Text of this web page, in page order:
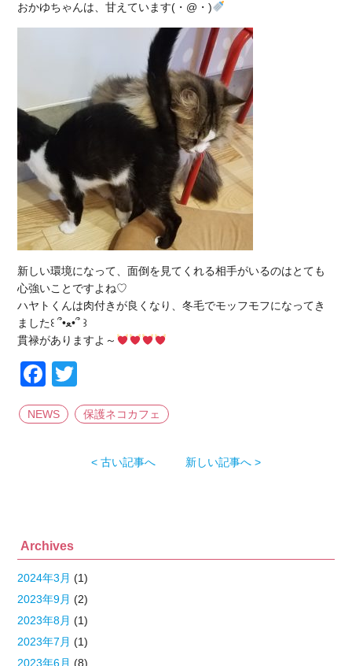
おかゆちゃんは、甘えています(・@・)
新しい環境になって、面倒を見てくれる相手がいるのはとても
心強いことですよね♡
ハヤトくんは肉付きが良くなり、冬毛でモッフモフになってき
ました꒰ ՞•ﻌ•՞ ꒱
貫禄がありますよ～
Facebook
NEWS 保護ネコカフェ
< 古い記事へ 新しい記事へ >
Archives
2024年3月 (1)
2023年9月 (2)
2023年8月 (1)
2023年7月 (1)
2023年6月 (8)